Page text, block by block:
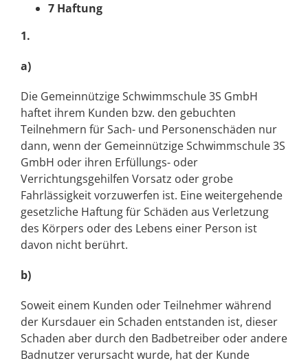
7 Haftung
1.
a)
Die Gemeinnützige Schwimmschule 3S GmbH
haftet ihrem Kunden bzw. den gebuchten
Teilnehmern für Sach- und Personenschäden nur
dann, wenn der Gemeinnützige Schwimmschule 3S
GmbH oder ihren Erfüllungs- oder
Verrichtungsgehilfen Vorsatz oder grobe
Fahrlässigkeit vorzuwerfen ist. Eine weitergehende
gesetzliche Haftung für Schäden aus Verletzung
des Körpers oder des Lebens einer Person ist
davon nicht berührt.
b)
Soweit einem Kunden oder Teilnehmer während
der Kursdauer ein Schaden entstanden ist, dieser
Schaden aber durch den Badbetreiber oder andere
Badnutzer verursacht wurde, hat der Kunde